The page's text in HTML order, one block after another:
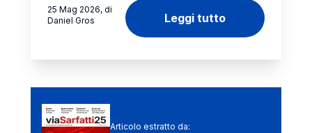
25 Mag 2026, di
Daniel Gros
Leggi tutto
Articolo estratto da: